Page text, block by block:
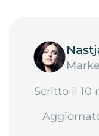
Scritto il 10